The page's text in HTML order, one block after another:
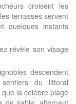
croisent les
terrasses servent
quelques instants
révèle son visage
descendent
du littoral
la célèbre plage